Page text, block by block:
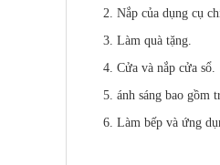
2. Nắp của dụng cụ
3. Làm quà tặng.
4. Cửa và nắp cửa sổ.
5. ánh sáng bao gồm
6. Làm bếp và ứng